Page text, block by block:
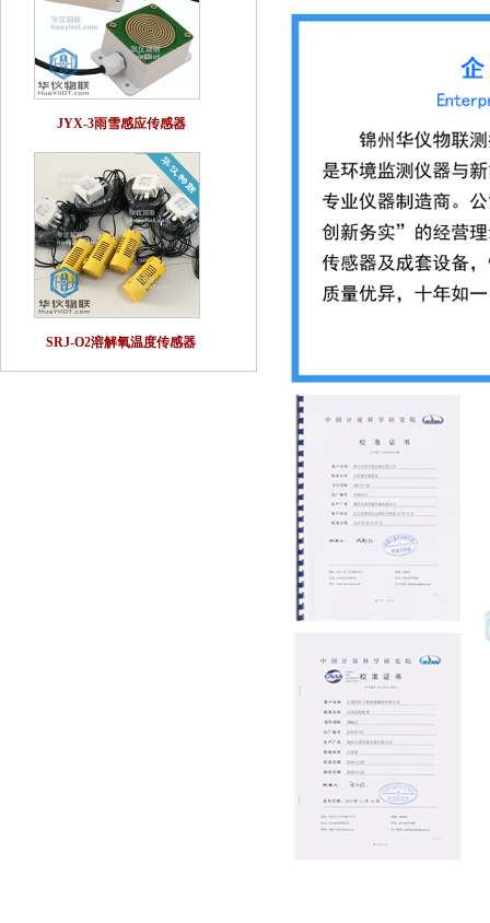
JYX-3雨雪感应传感器
SRJ-O2溶解氧温度传感器